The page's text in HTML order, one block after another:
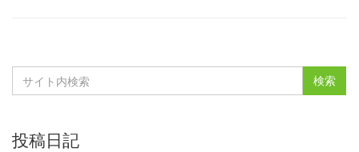
投稿日記